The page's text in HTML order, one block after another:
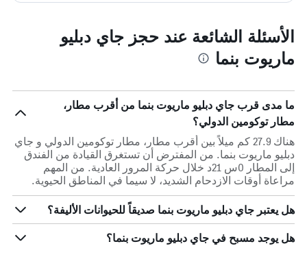
الأسئلة الشائعة عند حجز جاي دبليو
ماريوت بنما
ما مدى قرب جاي دبليو ماريوت بنما من أقرب مطار،
مطار توكومين الدولي؟
هناك 27.9 كم ميلاً بين أقرب مطار، مطار توكومين الدولي و جاي
دبليو ماريوت بنما. من المفترض أن تستغرق القيادة من الفندق
إلى المطار 0س 21د خلال حركة المرور العادية. من المهم
مراعاة أوقات الازدحام الشديد، لا سيما في المناطق الحيوية.
هل يعتبر جاي دبليو ماريوت بنما صديقاً للحيوانات الأليفة؟
هل يوجد مسبح في جاي دبليو ماريوت بنما؟